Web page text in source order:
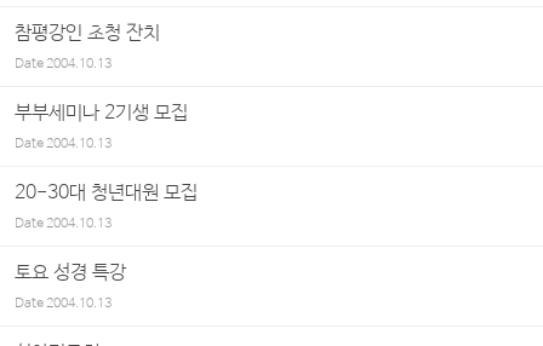
참평강인 초청 잔치
Date2004.10.13
부부세미나 2기생 모집
Date2004.10.13
20-30대 청년대원 모집
Date2004.10.13
토요 성경 특강
Date2004.10.13